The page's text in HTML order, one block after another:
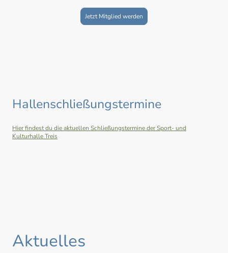
Jetzt Mitglied werden
Hallenschließungstermine
Hier findest du die aktuellen Schließungstermine der Sport- und
Kulturhalle Treis
Aktuelles